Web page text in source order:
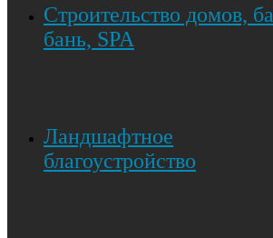
Строительство домов,
бань, SPA
Ландшафтное
благоустройство